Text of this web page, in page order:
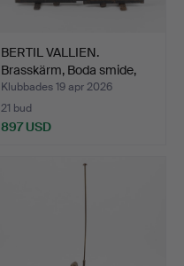
BERTIL VALLIEN.
Brasskärm, Boda smide,
sva…
Klubbades 19 apr 2026
21 bud
897 USD